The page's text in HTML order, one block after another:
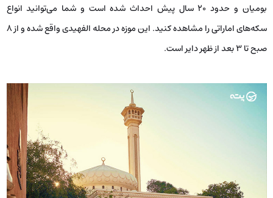
بومیان و حدود ۲۰ سال پیش احداث شده است و شما می‌توانید انواع
سکه‌های اماراتی را مشاهده کنید. این موزه در محله الفهیدی واقع شده و از ۸
صبح تا ۳ بعد از ظهر دایر است.